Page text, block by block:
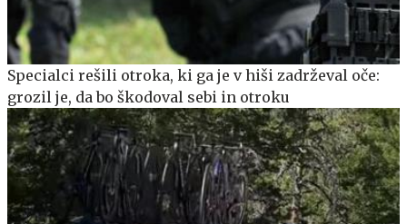
Specialci rešili otroka, ki ga je v hiši zadrževal oče:
grozil je, da bo škodoval sebi in otroku